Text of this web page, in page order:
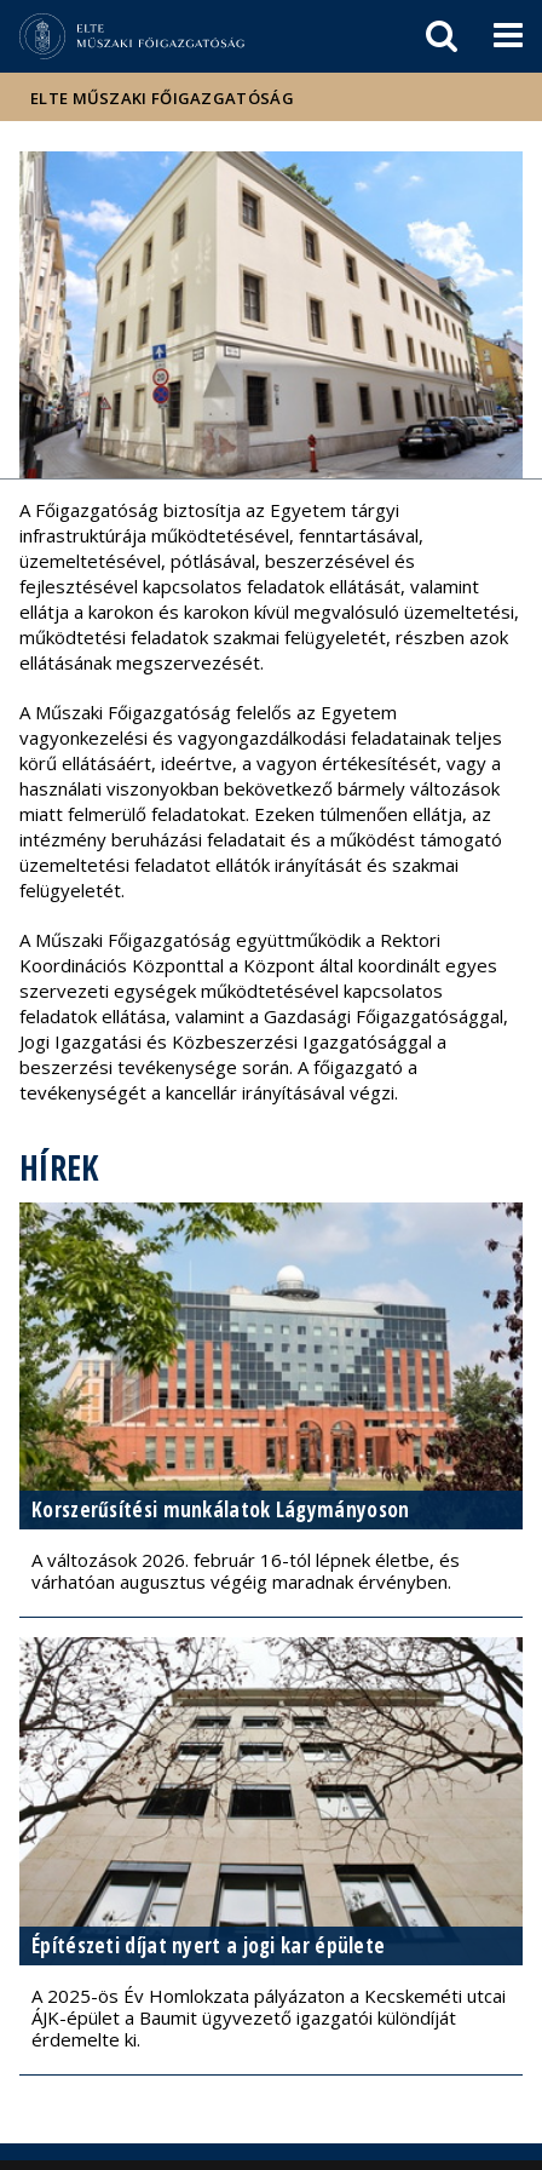
sajtóban
ELTE MŰSZAKI FŐIGAZGATÓSÁG
A Főigazgatóság biztosítja az Egyetem tárgyi
infrastruktúrája működtetésével, fenntartásával,
üzemeltetésével, pótlásával, beszerzésével és
fejlesztésével kapcsolatos feladatok ellátását, valamint
ellátja a karokon és karokon kívül megvalósuló üzemeltetési,
működtetési feladatok szakmai felügyeletét, részben azok
ellátásának megszervezését.
A Műszaki Főigazgatóság felelős az Egyetem
vagyonkezelési és vagyongazdálkodási feladatainak teljes
körű ellátásáért, ideértve, a vagyon értékesítését, vagy a
használati viszonyokban bekövetkező bármely változások
miatt felmerülő feladatokat. Ezeken túlmenően ellátja, az
intézmény beruházási feladatait és a működést támogató
üzemeltetési feladatot ellátók irányítását és szakmai
felügyeletét.
A Műszaki Főigazgatóság együttműködik a Rektori
Koordinációs Központtal a Központ által koordinált egyes
szervezeti egységek működtetésével kapcsolatos
feladatok ellátása, valamint a Gazdasági Főigazgatósággal,
Jogi Igazgatási és Közbeszerzési Igazgatósággal a
beszerzési tevékenysége során. A főigazgató a
tevékenységét a kancellár irányításával végzi.
HÍREK
Korszerűsítési munkálatok Lágymányoson
A változások 2026. február 16-tól lépnek életbe, és
várhatóan augusztus végéig maradnak érvényben.
Építészeti díjat nyert a jogi kar épülete
A 2025-ös Év Homlokzata pályázaton a Kecskeméti utcai
ÁJK-épület a Baumit ügyvezető igazgatói különdíját
érdemelte ki.